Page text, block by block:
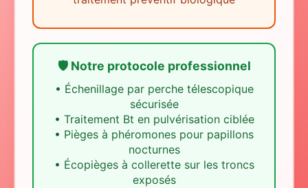
🛡️ Notre protocole professionnel
• Échenillage par perche télescopique
sécurisée
• Traitement Bt en pulvérisation ciblée
• Pièges à phéromones pour papillons
nocturnes
• Écopièges à collerette sur les troncs
exposés